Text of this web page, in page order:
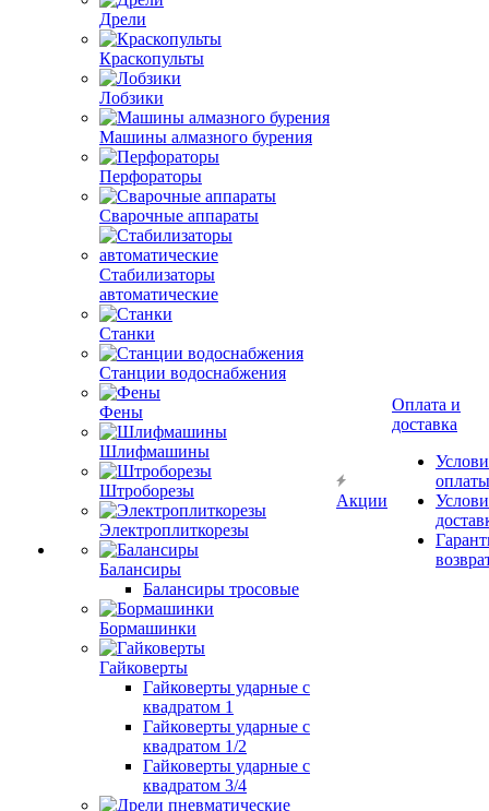
Дрели
Краскопульты
Лобзики
Машины алмазного бурения
Перфораторы
Сварочные аппараты
Стабилизаторы
автоматические
Станки
Станции водоснабжения
Фены
Шлифмашины
Штроборезы
Электроплиткорезы
Балансиры
Балансиры тросовые
Бормашинки
Гайковерты
Гайковерты ударные с
квадратом 1
Гайковерты ударные с
квадратом 1/2
Гайковерты ударные с
квадратом 3/4
Акции
Оплата и
доставка
оплаты